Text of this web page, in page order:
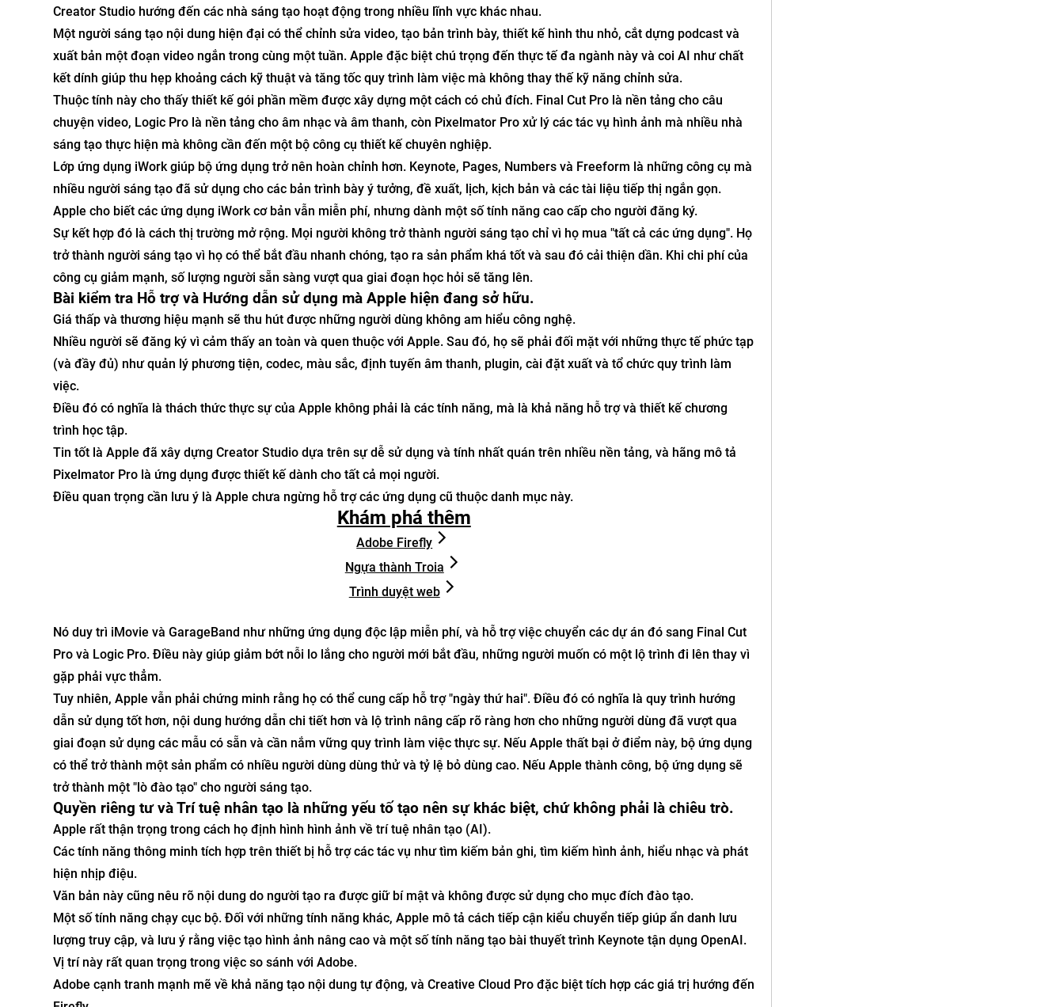
Creator Studio hướng đến các nhà sáng tạo hoạt động trong nhiều lĩnh vực khác nhau.
Một người sáng tạo nội dung hiện đại có thể chỉnh sửa video, tạo bản trình bày, thiết kế hình thu nhỏ, cắt dựng podcast và
xuất bản một đoạn video ngắn trong cùng một tuần. Apple đặc biệt chú trọng đến thực tế đa ngành này và coi AI như chất
kết dính giúp thu hẹp khoảng cách kỹ thuật và tăng tốc quy trình làm việc mà không thay thế kỹ năng chỉnh sửa.
Thuộc tính này cho thấy thiết kế gói phần mềm được xây dựng một cách có chủ đích. Final Cut Pro là nền tảng cho câu
chuyện video, Logic Pro là nền tảng cho âm nhạc và âm thanh, còn Pixelmator Pro xử lý các tác vụ hình ảnh mà nhiều nhà
sáng tạo thực hiện mà không cần đến một bộ công cụ thiết kế chuyên nghiệp.
Lớp ứng dụng iWork giúp bộ ứng dụng trở nên hoàn chỉnh hơn. Keynote, Pages, Numbers và Freeform là những công cụ mà
nhiều người sáng tạo đã sử dụng cho các bản trình bày ý tưởng, đề xuất, lịch, kịch bản và các tài liệu tiếp thị ngắn gọn.
Apple cho biết các ứng dụng iWork cơ bản vẫn miễn phí, nhưng dành một số tính năng cao cấp cho người đăng ký.
Sự kết hợp đó là cách thị trường mở rộng. Mọi người không trở thành người sáng tạo chỉ vì họ mua "tất cả các ứng dụng". Họ
trở thành người sáng tạo vì họ có thể bắt đầu nhanh chóng, tạo ra sản phẩm khá tốt và sau đó cải thiện dần. Khi chi phí của
công cụ giảm mạnh, số lượng người sẵn sàng vượt qua giai đoạn học hỏi sẽ tăng lên.
Bài kiểm tra Hỗ trợ và Hướng dẫn sử dụng mà Apple hiện đang sở hữu.
Giá thấp và thương hiệu mạnh sẽ thu hút được những người dùng không am hiểu công nghệ.
Nhiều người sẽ đăng ký vì cảm thấy an toàn và quen thuộc với Apple. Sau đó, họ sẽ phải đối mặt với những thực tế phức tạp
(và đầy đủ) như quản lý phương tiện, codec, màu sắc, định tuyến âm thanh, plugin, cài đặt xuất và tổ chức quy trình làm
việc.
Điều đó có nghĩa là thách thức thực sự của Apple không phải là các tính năng, mà là khả năng hỗ trợ và thiết kế chương
trình học tập.
Tin tốt là Apple đã xây dựng Creator Studio dựa trên sự dễ sử dụng và tính nhất quán trên nhiều nền tảng, và hãng mô tả
Pixelmator Pro là ứng dụng được thiết kế dành cho tất cả mọi người.
Điều quan trọng cần lưu ý là Apple chưa ngừng hỗ trợ các ứng dụng cũ thuộc danh mục này.
Khám phá thêm
Adobe Firefly
Ngựa thành Troia
Trình duyệt web
Nó duy trì iMovie và GarageBand như những ứng dụng độc lập miễn phí, và hỗ trợ việc chuyển các dự án đó sang Final Cut
Pro và Logic Pro. Điều này giúp giảm bớt nỗi lo lắng cho người mới bắt đầu, những người muốn có một lộ trình đi lên thay vì
gặp phải vực thẳm.
Tuy nhiên, Apple vẫn phải chứng minh rằng họ có thể cung cấp hỗ trợ "ngày thứ hai". Điều đó có nghĩa là quy trình hướng
dẫn sử dụng tốt hơn, nội dung hướng dẫn chi tiết hơn và lộ trình nâng cấp rõ ràng hơn cho những người dùng đã vượt qua
giai đoạn sử dụng các mẫu có sẵn và cần nắm vững quy trình làm việc thực sự. Nếu Apple thất bại ở điểm này, bộ ứng dụng
có thể trở thành một sản phẩm có nhiều người dùng dùng thử và tỷ lệ bỏ dùng cao. Nếu Apple thành công, bộ ứng dụng sẽ
trở thành một "lò đào tạo" cho người sáng tạo.
Quyền riêng tư và Trí tuệ nhân tạo là những yếu tố tạo nên sự khác biệt, chứ không phải là chiêu trò.
Apple rất thận trọng trong cách họ định hình hình ảnh về trí tuệ nhân tạo (AI).
Các tính năng thông minh tích hợp trên thiết bị hỗ trợ các tác vụ như tìm kiếm bản ghi, tìm kiếm hình ảnh, hiểu nhạc và phát
hiện nhịp điệu.
Văn bản này cũng nêu rõ nội dung do người tạo ra được giữ bí mật và không được sử dụng cho mục đích đào tạo.
Một số tính năng chạy cục bộ. Đối với những tính năng khác, Apple mô tả cách tiếp cận kiểu chuyển tiếp giúp ẩn danh lưu
lượng truy cập, và lưu ý rằng việc tạo hình ảnh nâng cao và một số tính năng tạo bài thuyết trình Keynote tận dụng OpenAI.
Vị trí này rất quan trọng trong việc so sánh với Adobe.
Adobe cạnh tranh mạnh mẽ về khả năng tạo nội dung tự động, và Creative Cloud Pro đặc biệt tích hợp các giá trị hướng đến